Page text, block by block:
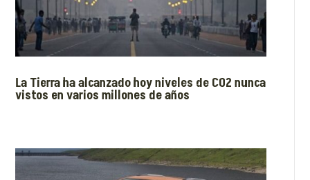
La Tierra ha alcanzado hoy niveles de CO2 nunca
vistos en varios millones de años